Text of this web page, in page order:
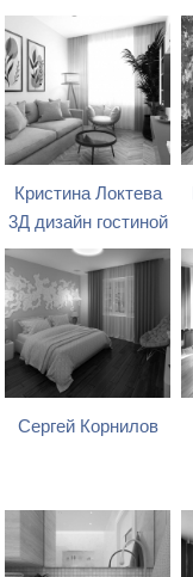
Кристина Локтева
3Д дизайн гостиной
Сергей Корнилов